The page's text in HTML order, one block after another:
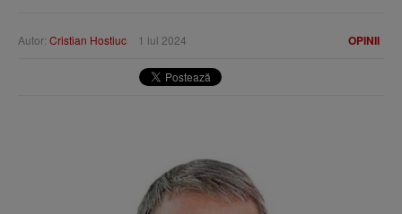
OPINII
Autor: Cristian Hostiuc 1 iul 2024